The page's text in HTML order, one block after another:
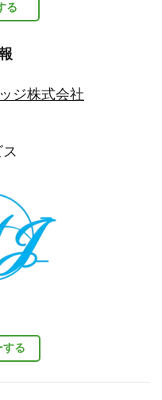
る
する
ジ株式会社